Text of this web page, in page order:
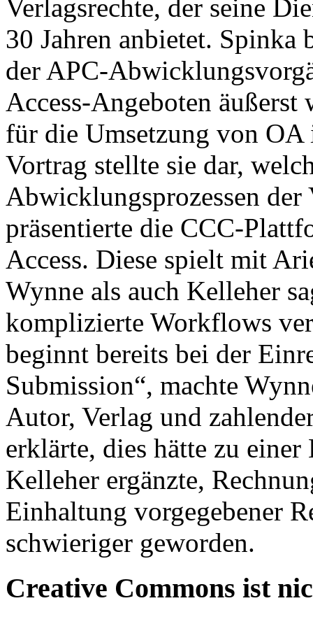
Verlagsrechte, der seine
30 Jahren anbietet. Spinka
der APC-
Access-Angeboten äußerst
für die Umsetzung von
Vortrag stellte sie dar,
Abwicklungsprozessen
präsentierte die CCC-
Access. Diese spielt mit
Wynne als auch Kelleher
komplizierte Workflows
beginnt bereits bei der
Submission“, machte
Autor, Verlag und
erklärte, dies hätte zu
Kelleher ergänzte,
Einhaltung vorgegebener
schwieriger geworden.
Creative Commons ist